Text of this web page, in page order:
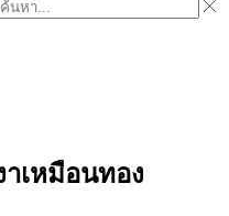
าเหมือนทอง